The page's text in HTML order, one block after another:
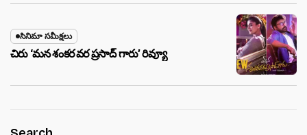
సినిమా సమీక్షలు
చిరు ‘మ‌న శంక‌ర వ‌ర ప్ర‌సాద్ గారు’ రివ్యూ